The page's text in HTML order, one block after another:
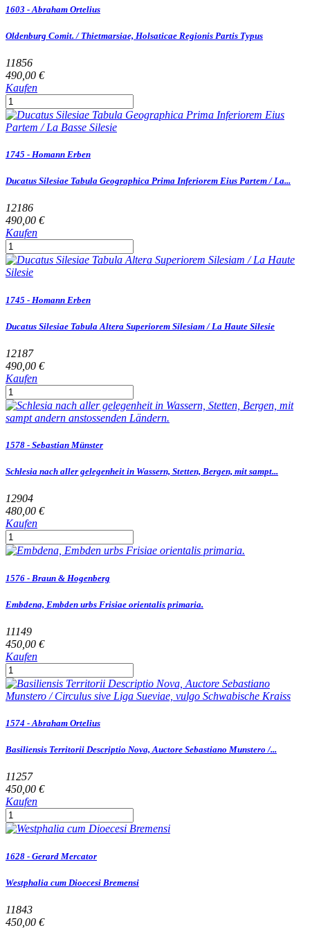
1603 - Abraham Ortelius
Oldenburg Comit. / Thietmarsiae, Holsaticae Regionis Partis Typus
11856
490,00 €
Kaufen
1745 - Homann Erben
Ducatus Silesiae Tabula Geographica Prima Inferiorem Eius Partem / La...
12186
490,00 €
Kaufen
1745 - Homann Erben
Ducatus Silesiae Tabula Altera Superiorem Silesiam / La Haute Silesie
12187
490,00 €
Kaufen
1578 - Sebastian Münster
Schlesia nach aller gelegenheit in Wassern, Stetten, Bergen, mit sampt...
12904
480,00 €
Kaufen
1576 - Braun & Hogenberg
Embdena, Embden urbs Frisiae orientalis primaria.
11149
450,00 €
Kaufen
1574 - Abraham Ortelius
Basiliensis Territorii Descriptio Nova, Auctore Sebastiano Munstero /...
11257
450,00 €
Kaufen
1628 - Gerard Mercator
Westphalia cum Dioecesi Bremensi
11843
450,00 €